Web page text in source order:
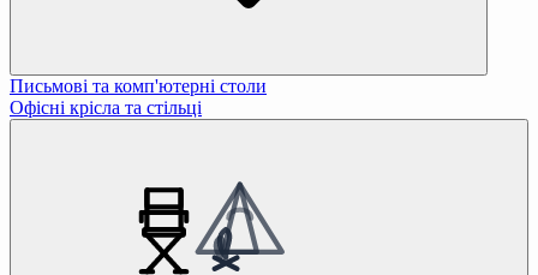
Письмові та комп'ютерні столи
Офісні крісла та стільці